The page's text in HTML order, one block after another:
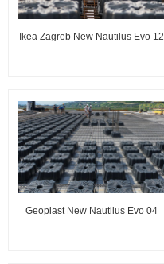
Ikea Zagreb New Nautilus Evo 12
Geoplast New Nautilus Evo 04